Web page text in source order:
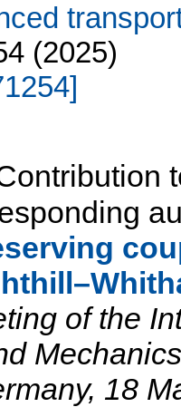
(2025)
]
of the
, 18